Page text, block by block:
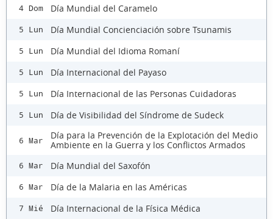
4 Dom Día Mundial del Caramelo
5 Lun Día Mundial Concienciación sobre Tsunamis
5 Lun Día Mundial del Idioma Romaní
5 Lun Día Internacional del Payaso
5 Lun Día Internacional de las Personas Cuidadoras
5 Lun Día de Visibilidad del Síndrome de Sudeck
6 Mar
Día para la Prevención de la Explotación del Medio
Ambiente en la Guerra y los Conflictos Armados
6 Mar Día Mundial del Saxofón
6 Mar Día de la Malaria en las Américas
7 Mié Día Internacional de la Física Médica